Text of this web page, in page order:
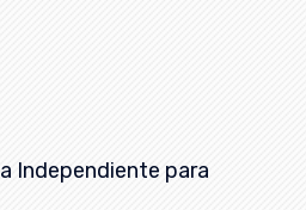
Independiente para